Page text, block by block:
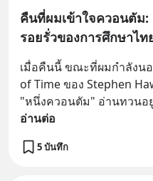
คืนที่ผมเข้าใจควอนตัม
รอยรั่วของการศึกษาไ
เมื่อคืนนี้ ขณะที่ผมกำลังน
of Time ของ Stephen
"หนึ่งควอนตัม" อ่านทวนอ
อ่านต่อ
5 บันทึก